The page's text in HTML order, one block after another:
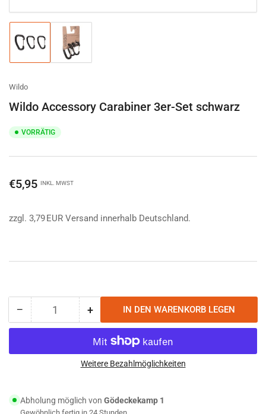
Bild
Galerieansicht
Bild
in
Galerieansicht
Wildo
Wildo Accessory Carabiner 3er-Set schwarz
VORRÄTIG
Normaler
€5,95 INKL. MWST
zzgl. 3,79 EUR Versand innerhalb Deutschland.
− Menge
reduzieren
Wildo
Set
Anzahl +Menge
erhöhen
für
Wildo
Accessory
Set
IN DEN WARENKORB LEGEN
Weitere Bezahlmöglichkeiten
Abholung möglich von Gödeckekamp 1